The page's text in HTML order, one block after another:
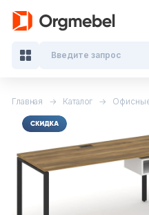
Главная Каталог
Введите запрос
Кабинеты
Мебель
Столы для